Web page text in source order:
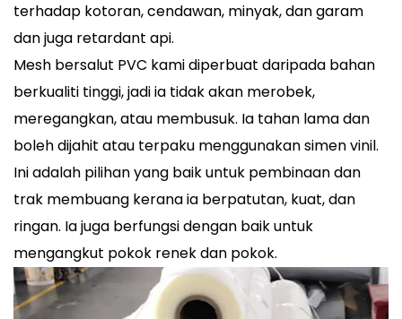
terhadap kotoran, cendawan, minyak, dan garam
dan juga retardant api.
Mesh bersalut PVC kami diperbuat daripada bahan
berkualiti tinggi, jadi ia tidak akan merobek,
meregangkan, atau membusuk. Ia tahan lama dan
boleh dijahit atau terpaku menggunakan simen vinil.
Ini adalah pilihan yang baik untuk pembinaan dan
trak membuang kerana ia berpatutan, kuat, dan
ringan. Ia juga berfungsi dengan baik untuk
mengangkut pokok renek dan pokok.